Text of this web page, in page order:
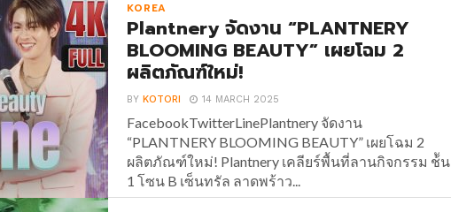
CASTLE ประกาศเปิดประตูปราสาทชวนสัมผัสความ
หลอน อีเวนต์ต้อนรับฮาโลวีนครั้งแรกใน
ประเทศไทย!!...
KOREA
Plantnery จัดงาน “PLANTNERY
BLOOMING BEAUTY” เผยโฉม 2
ผลิตภัณฑ์ใหม่!
BYKOTORI 14 MARCH 2025
FacebookTwitterLinePlantnery จัดงาน
“PLANTNERY BLOOMING BEAUTY” เผยโฉม 2
ผลิตภัณฑ์ใหม่! Plantnery เคลียร์พื้นที่ลานกิจกรรม ช้ัน
1 โซน B เซ็นทรัล ลาดพร้าว...